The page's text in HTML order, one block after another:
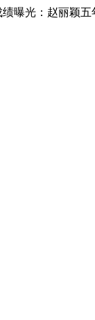
曝光：赵丽颖